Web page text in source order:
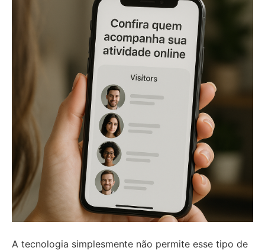
A tecnologia simplesmente não permite esse tipo de